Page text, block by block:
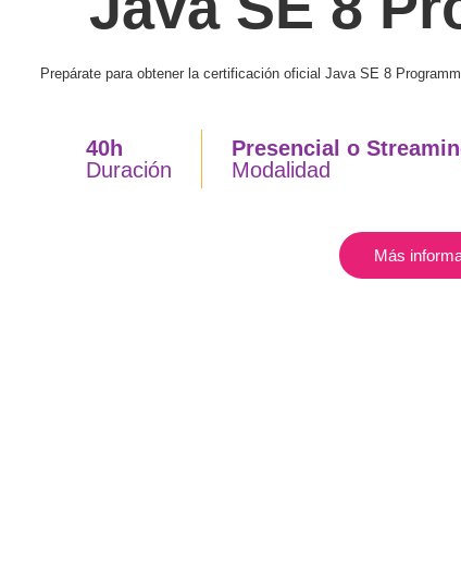
Prepárate para obtener la certificación oficial Java SE 8
40h
Duración
Presencial o
Modalidad
Más